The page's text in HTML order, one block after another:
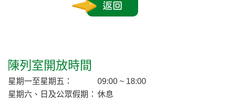
返回
陳列室開放時間
星期一至星期五：
09:00 ~ 18:00
星期六、日及公眾假期： 休息